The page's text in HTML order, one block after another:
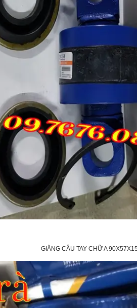
GIẰNG CẦU TAY CHỮ A